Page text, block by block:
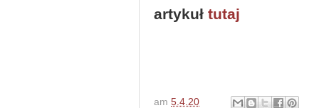
artykuł tutaj
am 5.4.20